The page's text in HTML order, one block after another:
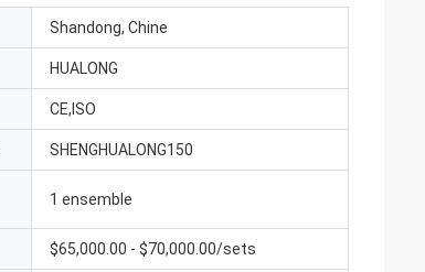
Shandong, Chine
HUALONG
CE,ISO
SHENGHUALONG150
1 ensemble
$65,000.00 - $70,000.00/sets